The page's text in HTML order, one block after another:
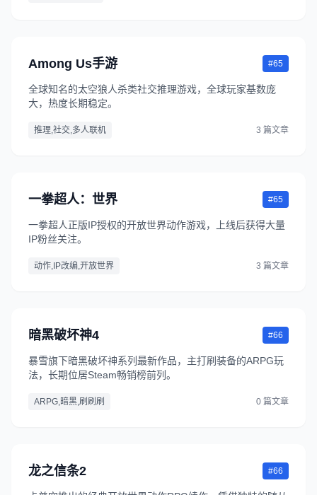
Among Us手游 #65
全球知名的太空狼人杀类社交推理游戏，全球玩家基数庞
大，热度长期稳定。
推理,社交,多人联机 3 篇文章
一拳超人：世界 #65
一拳超人正版IP授权的开放世界动作游戏，上线后获得大量
IP粉丝关注。
动作,IP改编,开放世界 3 篇文章
暗黑破坏神4 #66
暴雪旗下暗黑破坏神系列最新作品，主打刷装备的ARPG玩
法，长期位居Steam畅销榜前列。
ARPG,暗黑,刷刷刷 0 篇文章
龙之信条2 #66